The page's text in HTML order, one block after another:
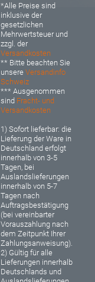
*Alle Preise sind
inklusive der
gesetzlichen
Mehrwertsteuer und
zzgl. der
Versandkosten
** Bitte beachten Sie
unsereVersandinfo
Schweiz
*** Ausgenommen
sind Fracht- und
Versandkosten
1) Sofort lieferbar: die
Lieferung der Ware in
Deutschland erfolgt
innerhalb von 3-5
Tagen, bei
Auslandslieferungen
innerhalb von 5-7
Tagen nach
Auftragsbestätigung
(bei vereinbarter
Vorauszahlung nach
dem Zeitpunkt Ihrer
Zahlungsanweisung).
2) Gültig für alle
Lieferungen innerhalb
Deutschlands und